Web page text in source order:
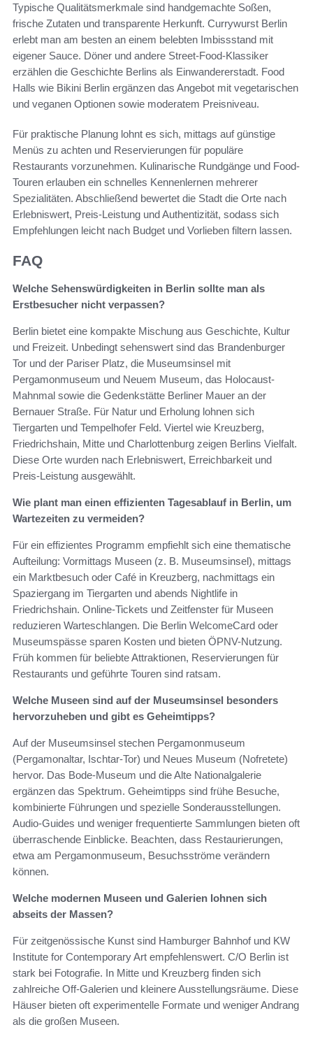
Typische Qualitätsmerkmale sind handgemachte Soßen,
frische Zutaten und transparente Herkunft. Currywurst Berlin
erlebt man am besten an einem belebten Imbissstand mit
eigener Sauce. Döner und andere Street-Food-Klassiker
erzählen die Geschichte Berlins als Einwandererstadt. Food
Halls wie Bikini Berlin ergänzen das Angebot mit vegetarischen
und veganen Optionen sowie moderatem Preisniveau.
Für praktische Planung lohnt es sich, mittags auf günstige
Menüs zu achten und Reservierungen für populäre
Restaurants vorzunehmen. Kulinarische Rundgänge und Food-
Touren erlauben ein schnelles Kennenlernen mehrerer
Spezialitäten. Abschließend bewertet die Stadt die Orte nach
Erlebniswert, Preis-Leistung und Authentizität, sodass sich
Empfehlungen leicht nach Budget und Vorlieben filtern lassen.
FAQ
Welche Sehenswürdigkeiten in Berlin sollte man als
Erstbesucher nicht verpassen?
Berlin bietet eine kompakte Mischung aus Geschichte, Kultur
und Freizeit. Unbedingt sehenswert sind das Brandenburger
Tor und der Pariser Platz, die Museumsinsel mit
Pergamonmuseum und Neuem Museum, das Holocaust-
Mahnmal sowie die Gedenkstätte Berliner Mauer an der
Bernauer Straße. Für Natur und Erholung lohnen sich
Tiergarten und Tempelhofer Feld. Viertel wie Kreuzberg,
Friedrichshain, Mitte und Charlottenburg zeigen Berlins Vielfalt.
Diese Orte wurden nach Erlebniswert, Erreichbarkeit und
Preis-Leistung ausgewählt.
Wie plant man einen effizienten Tagesablauf in Berlin, um
Wartezeiten zu vermeiden?
Für ein effizientes Programm empfiehlt sich eine thematische
Aufteilung: Vormittags Museen (z. B. Museumsinsel), mittags
ein Marktbesuch oder Café in Kreuzberg, nachmittags ein
Spaziergang im Tiergarten und abends Nightlife in
Friedrichshain. Online-Tickets und Zeitfenster für Museen
reduzieren Warteschlangen. Die Berlin WelcomeCard oder
Museumspässe sparen Kosten und bieten ÖPNV-Nutzung.
Früh kommen für beliebte Attraktionen, Reservierungen für
Restaurants und geführte Touren sind ratsam.
Welche Museen sind auf der Museumsinsel besonders
hervorzuheben und gibt es Geheimtipps?
Auf der Museumsinsel stechen Pergamonmuseum
(Pergamonaltar, Ischtar-Tor) und Neues Museum (Nofretete)
hervor. Das Bode-Museum und die Alte Nationalgalerie
ergänzen das Spektrum. Geheimtipps sind frühe Besuche,
kombinierte Führungen und spezielle Sonderausstellungen.
Audio-Guides und weniger frequentierte Sammlungen bieten oft
überraschende Einblicke. Beachten, dass Restaurierungen,
etwa am Pergamonmuseum, Besuchsströme verändern
können.
Welche modernen Museen und Galerien lohnen sich
abseits der Massen?
Für zeitgenössische Kunst sind Hamburger Bahnhof und KW
Institute for Contemporary Art empfehlenswert. C/O Berlin ist
stark bei Fotografie. In Mitte und Kreuzberg finden sich
zahlreiche Off-Galerien und kleinere Ausstellungsräume. Diese
Häuser bieten oft experimentelle Formate und weniger Andrang
als die großen Museen.